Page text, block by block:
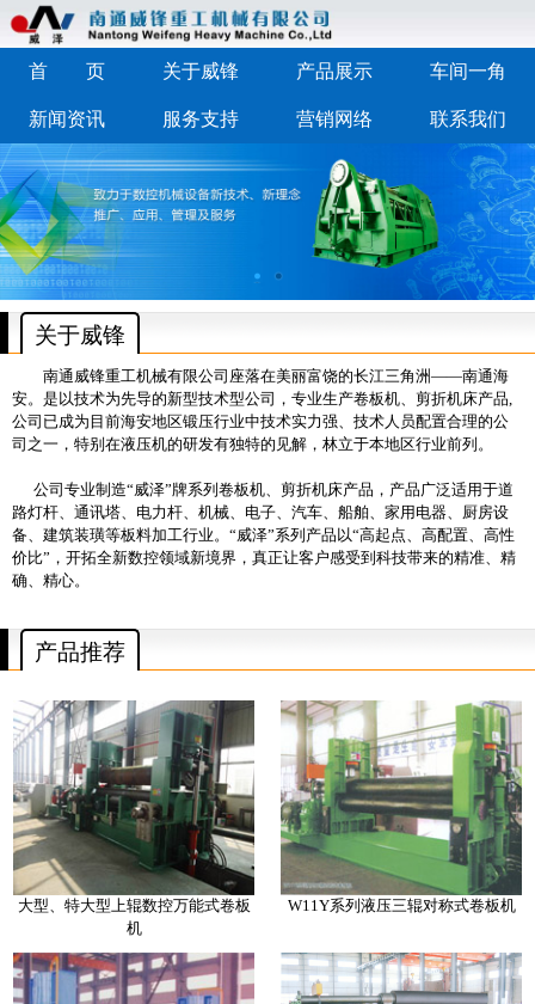
首 页 关于威锋 产品展示 车间一角
新闻资讯 服务支持 营销网络 联系我们
关于威锋
南通威锋重工机械有限公司座落在美丽富饶的长江三角洲——南通海
安。是以技术为先导的新型技术型公司，专业生产卷板机、剪折机床产品,
公司已成为目前海安地区锻压行业中技术实力强、技术人员配置合理的公
司之一，特别在液压机的研发有独特的见解，林立于本地区行业前列。
公司专业制造“威泽”牌系列 卷板机、剪折机床产品 ，产品广泛适用于道
路灯杆、通讯塔、电力杆、机械、电子、汽车、船舶、家用电器、厨房设
备、建筑装璜等板料加工行业。“威泽”系列产品以“高起点、高配置、高性
价比”，开拓全新数控领域新境界，真正让客户感受到科技带来的精准、精
确、精心。
产品推荐
大型、特大型上辊数控万能式卷板
机
W11Y系列液压三辊对称式卷板机